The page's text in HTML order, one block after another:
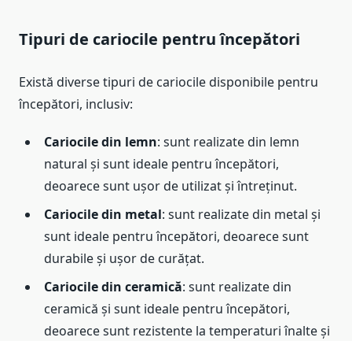
Tipuri de cariocile pentru începători
Există diverse tipuri de cariocile disponibile pentru
începători, inclusiv:
Cariocile din lemn: sunt realizate din lemn
natural și sunt ideale pentru începători,
deoarece sunt ușor de utilizat și întreținut.
Cariocile din metal: sunt realizate din metal și
sunt ideale pentru începători, deoarece sunt
durabile și ușor de curățat.
Cariocile din ceramică: sunt realizate din
ceramică și sunt ideale pentru începători,
deoarece sunt rezistente la temperaturi înalte și